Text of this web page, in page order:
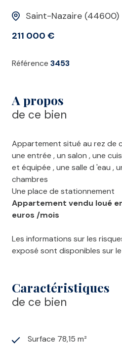
Saint-Nazaire (44600)
211 000 €
Référence 3453
A propos
de ce bien
Appartement situé au rez de
une entrée , un salon , une
et équipée , une salle d 'eau ,
chambres
Une place de stationnement
Appartement vendu loué
euros /mois
Les informations sur les
exposé sont disponibles sur
Caractéristiques
de ce bien
Surface 78,15 m²